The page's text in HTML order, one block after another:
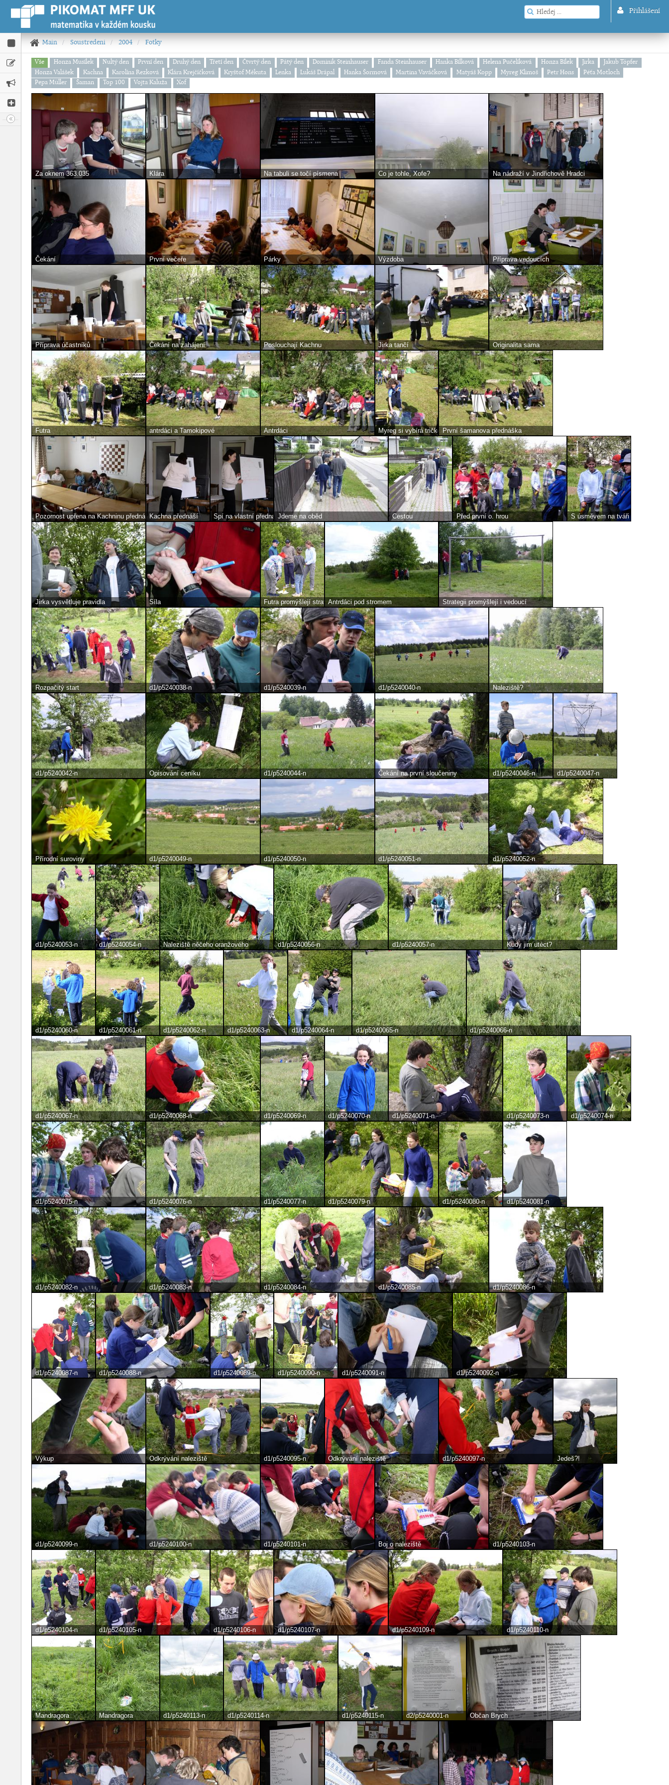
Přihlášení
Main Soustredeni 2004 Fotky
Vše Honza Musílek Nultý den První den Druhý den Třetí den Čtvrtý den Pátý den Dominik Steinhauser Fanda Steinhauser Hanka Bílková Helena Pučelíková Honza Bílek Jirka
Jakub Töpfer
Honza Valášek
Kachna Karolína Rezková Klára Krejčíčková Kryštof Měkuta Lenka Lukáš Drápal Hanka Šormová Martina Vaváčková Matyáš Kopp Myreg Klimoš Petr Hons
Péťa Motloch
Pepa Müller
Šaman Top 100 Vojta Kaluža Xof
Za oknem 363.035 Klára Na tabuli se točí písmena Co je tohle, Xofe? Na nádraží v Jindřichově Hradci
Čekání První večeře Párky Výzdoba Příprava vedoucích
Příprava účastníků Čekání na zahájení Poslouchají Kachnu Jirka tančí Originalita sama
Futra antrdáci a Tamokipové Antrdáci Myreg si vybírá tričko První šamanova přednáška
Pozornost upřena na Kachninu přednáškuKachna přednáší Spí na vlastní přednášceJdeme na oběd Cestou Před první o. hrou S úsměvem na tváři
Jirka vysvětluje pravidla Síla Futra promýšlejí strategiiAntrdáci pod stromem Strategii promýšlejí i vedoucí
Rozpačitý start d1/p5240038-n d1/p5240039-n d1/p5240040-n Naleziště?
d1/p5240042-n Opisování ceníku d1/p5240044-n Čekání na první sloučeniny d1/p5240046-n d1/p5240047-n
Přírodní suroviny d1/p5240049-n d1/p5240050-n d1/p5240051-n d1/p5240052-n
d1/p5240053-n d1/p5240054-n Naleziště něčeho oranžového d1/p5240056-n d1/p5240057-n Kudy jim utéct?
d1/p5240060-n d1/p5240061-n d1/p5240062-n d1/p5240063-n d1/p5240064-n d1/p5240065-n d1/p5240066-n
d1/p5240067-n d1/p5240068-n d1/p5240069-n d1/p5240070-n d1/p5240071-n d1/p5240073-n d1/p5240074-n
d1/p5240075-n d1/p5240076-n d1/p5240077-n d1/p5240079-n d1/p5240080-n d1/p5240081-n
d1/p5240082-n d1/p5240083-n d1/p5240084-n d1/p5240085-n d1/p5240086-n
d1/p5240087-n d1/p5240088-n d1/p5240089-n d1/p5240090-n d1/p5240091-n d1/p5240092-n
Výkup Odkrývání naleziště d1/p5240095-n Odkrývání naleziště d1/p5240097-n Jedeš?!
d1/p5240099-n d1/p5240100-n d1/p5240101-n Boj o naleziště d1/p5240103-n
d1/p5240104-n d1/p5240105-n d1/p5240106-n d1/p5240107-n d1/p5240109-n d1/p5240110-n
Mandragora Mandragora d1/p5240113-n d1/p5240114-n d1/p5240115-n d2/p5240001-n Občan Brych